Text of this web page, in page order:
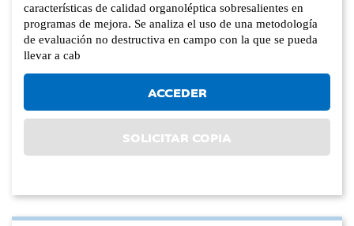
características de calidad organoléptica sobresalientes en
programas de mejora. Se analiza el uso de una metodología
de evaluación no destructiva en campo con la que se pueda
llevar a cab
ACCEDER
SOLICITAR COPIA